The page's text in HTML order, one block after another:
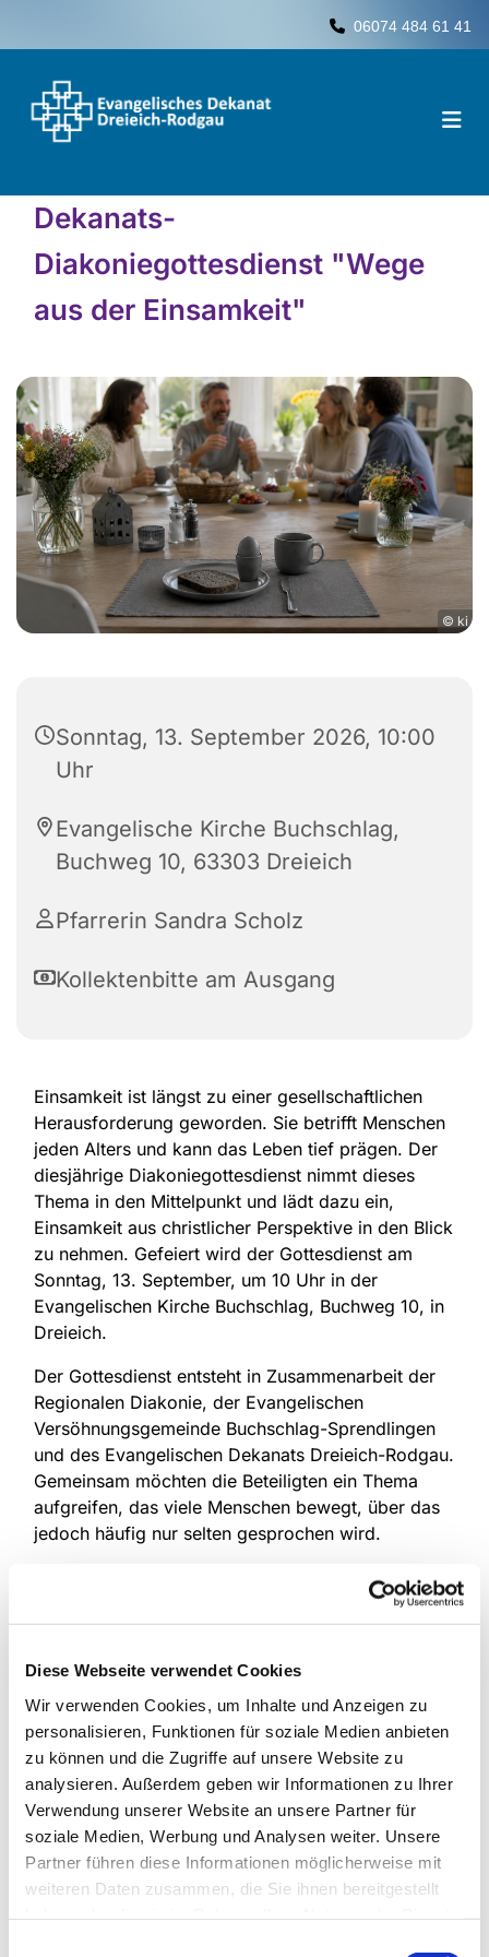
Diese Webseite verwendet Cookies
Wir verwenden Cookies, um Inhalte und Anzeigen zu
personalisieren, Funktionen für soziale Medien anbieten
zu können und die Zugriffe auf unsere Website zu
analysieren. Außerdem geben wir Informationen zu Ihrer
Verwendung unserer Website an unsere Partner für
soziale Medien, Werbung und Analysen weiter. Unsere
Partner führen diese Informationen möglicherweise mit
weiteren Daten zusammen, die Sie ihnen bereitgestellt
 06074 484 61 41
Dekanats-
Diakoniegottesdienst "Wege
aus der Einsamkeit"
© ki
Sonntag, 13. September 2026, 10:00
Uhr
Evangelische Kirche Buchschlag,
Buchweg 10, 63303 Dreieich
Pfarrerin Sandra Scholz
Kollektenbitte am Ausgang
Einsamkeit ist längst zu einer gesellschaftlichen
Herausforderung geworden. Sie betrifft Menschen
jeden Alters und kann das Leben tief prägen. Der
diesjährige Diakoniegottesdienst nimmt dieses
Thema in den Mittelpunkt und lädt dazu ein,
Einsamkeit aus christlicher Perspektive in den Blick
zu nehmen. Gefeiert wird der Gottesdienst am
Sonntag, 13. September, um 10 Uhr in der
Evangelischen Kirche Buchschlag, Buchweg 10, in
Dreieich.
Der Gottesdienst entsteht in Zusammenarbeit der
Regionalen Diakonie, der Evangelischen
Versöhnungsgemeinde Buchschlag-Sprendlingen
und des Evangelischen Dekanats Dreieich-Rodgau.
Gemeinsam möchten die Beteiligten ein Thema
aufgreifen, das viele Menschen bewegt, über das
jedoch häufig nur selten gesprochen wird.
Die Predigt hält Pfarrerin Sandra Scholz, Pfarrerin
für Ökumene und gesellschaftliche Verantwortung
im Evangelischen Dekanat Dreieich-Rodgau. Sie
dem Thema Einsamkeit und bringt Erkenntnisse
aus ihrer Studienzeit ebenso ein wie biblische
Impulse und Erfahrungen aus der Praxis. Dabei
geht es unter anderem um die Frage, wie Glaube,
Gemeinschaft und gelebte Nächstenliebe
Menschen stärken können, die Einsamkeit erleben.
Der Diakoniegottesdienst ist Teil verschiedener
Veranstaltungen, mit denen Kirchengemeinden,